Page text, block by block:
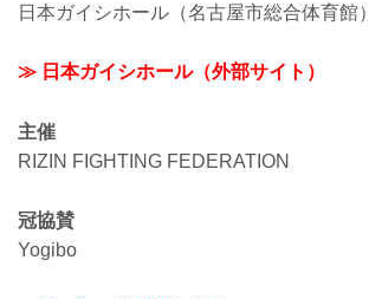
日本ガイシホール（名古屋市総合体育館）
≫ 日本ガイシホール（外部サイト）
主催
RIZIN FIGHTING FEDERATION
冠協賛
Yogibo